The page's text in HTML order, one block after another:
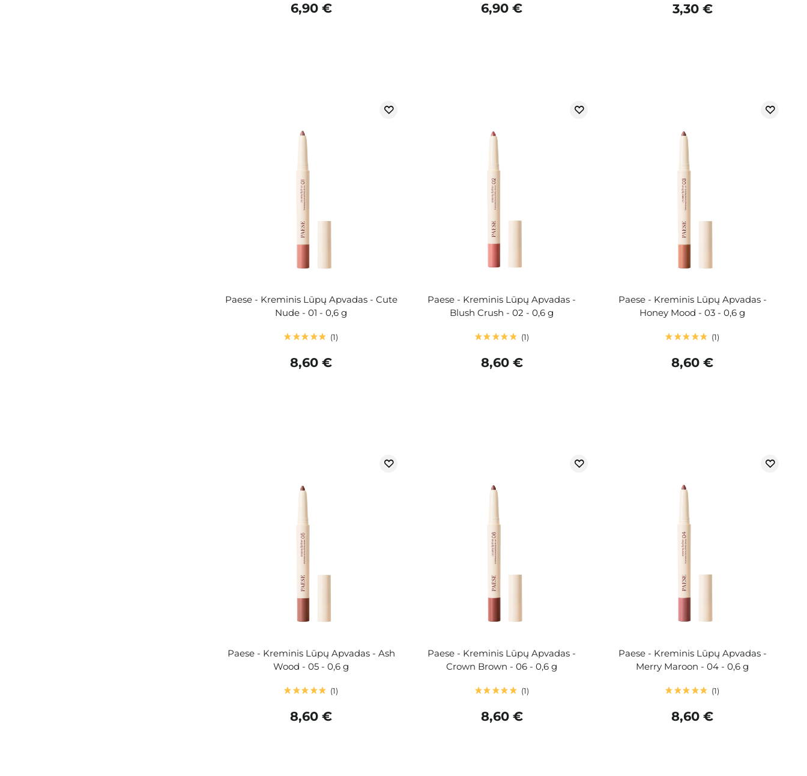
6,90 € 6,90 € 3,30 €
Paese - Kreminis Lūpų Apvadas - Cute
Nude - 01 - 0,6 g
1
8,60 €
Paese - Kreminis Lūpų Apvadas -
Blush Crush - 02 - 0,6 g
1
8,60 €
Paese - Kreminis Lūpų Apvadas -
Honey Mood - 03 - 0,6 g
1
8,60 €
Paese - Kreminis Lūpų Apvadas - Ash
Wood - 05 - 0,6 g
1
8,60 €
Paese - Kreminis Lūpų Apvadas -
Crown Brown - 06 - 0,6 g
1
8,60 €
Paese - Kreminis Lūpų Apvadas -
Merry Maroon - 04 - 0,6 g
1
8,60 €